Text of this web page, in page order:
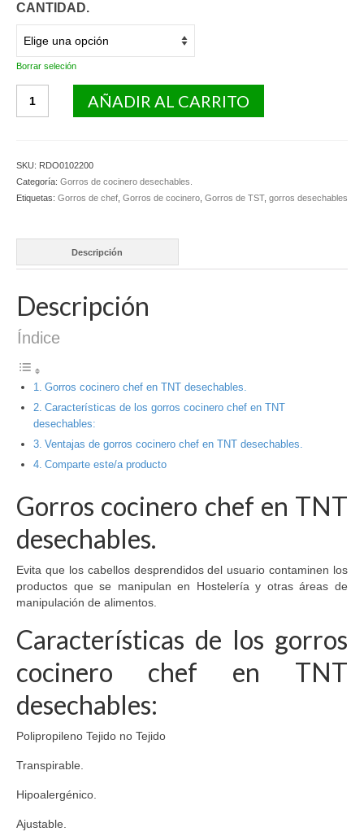
CANTIDAD.
Borrar seleción
cocinero
AÑADIR AL CARRITO
SKU: RDO0102200
Categoría: Gorros de cocinero desechables.
Etiquetas: Gorros de chef Gorros de cocinero Gorros de TST, gorros desechables
Descripción
Descripción
Índice
Gorros cocinero chef en TNT desechables.
Características de los gorros cocinero chef en TNT
desechables:
Ventajas de gorros cocinero chef en TNT desechables.
Comparte este/a producto
Gorros cocinero chef en TNT
desechables.
Evita que los cabellos desprendidos del usuario contaminen los
productos que se manipulan en Hostelería y otras áreas de
manipulación de alimentos.
Características de los gorros
cocinero chef en TNT
desechables:
Polipropileno Tejido no Tejido
Transpirable.
Hipoalergénico.
Ajustable.